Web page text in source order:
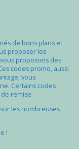
de bons plans et
proposer les
proposons des
codes promo, aussi
vous
Certains codes
remise.
les nombreuses
!